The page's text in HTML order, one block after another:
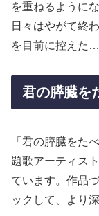
を重ねるように
日々はやがて終
を目前に控えた…
君の膵臓を
「君の膵臓をた
題歌アーティス
ています。作品
ックして、より